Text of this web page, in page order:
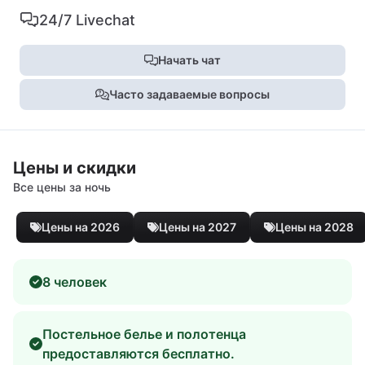
24/7 Livechat
Начать чат
Часто задаваемые вопросы
Цены и скидки
Все цены за ночь
Цены на 2026 Цены на 2027 Цены на 2028
8 человек
Постельное белье и полотенца
предоставляются бесплатно.